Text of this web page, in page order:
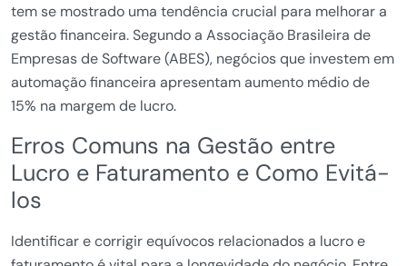
tem se mostrado uma tendência crucial para melhorar a
gestão financeira. Segundo a Associação Brasileira de
Empresas de Software (ABES), negócios que investem em
automação financeira apresentam aumento médio de
15% na margem de lucro.
Erros Comuns na Gestão entre
Lucro e Faturamento e Como Evitá-
los
Identificar e corrigir equívocos relacionados a lucro e